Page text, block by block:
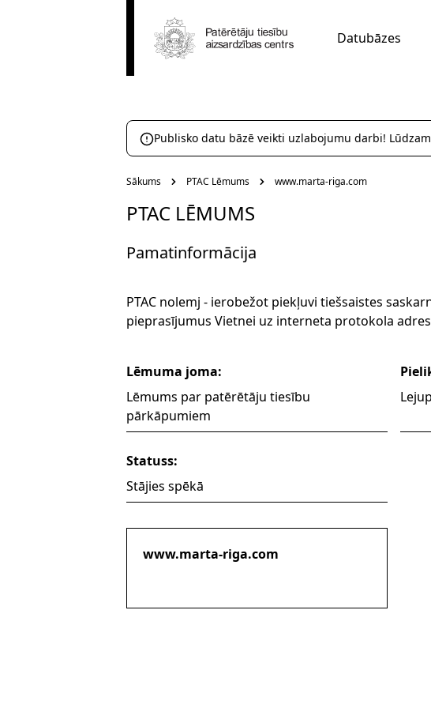
Datubāzes
Publisko datu bāzē veikti uzlabojumu darbi!
Sākums PTAC Lēmums www.marta-riga.com
PTAC LĒMUMS
Pamatinformācija
PTAC nolemj - ierobežot piekļuvi tiešsaistes
pieprasījumus Vietnei uz interneta protokola adresi
Lēmuma joma:
Lēmums par patērētāju tiesību
pārkāpumiem
Statuss:
Stājies spēkā
www.marta-riga.com